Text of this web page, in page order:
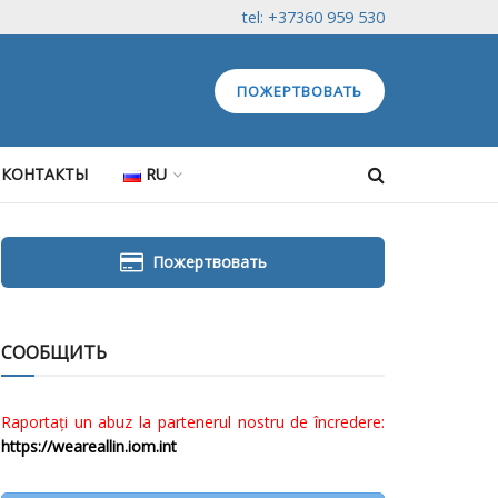
tel: +37360 959 530
ПОЖЕРТВОВАТЬ
КОНТАКТЫ RU
Пожертвовать
СООБЩИТЬ
Raportați un abuz la partenerul nostru de încredere:
https://weareallin.iom.int